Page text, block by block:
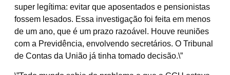
super legítima: evitar que aposentados e pensionistas
fossem lesados. Essa investigação foi feita em menos
de um ano, que é um prazo razoável. Houve reuniões
com a Previdência, envolvendo secretários. O Tribunal
de Contas da União já tinha tomado decisão.\”